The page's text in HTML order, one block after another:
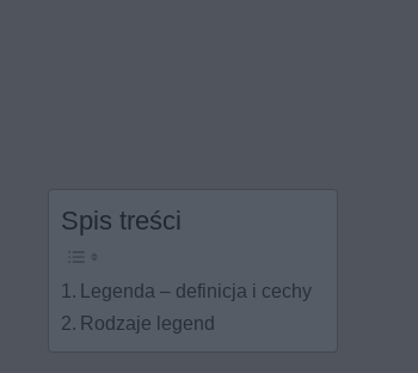
Spis treści
Legenda – definicja i cechy
Rodzaje legend